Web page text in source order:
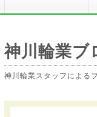
神川輪業ブ
神川輪業スタッフによる